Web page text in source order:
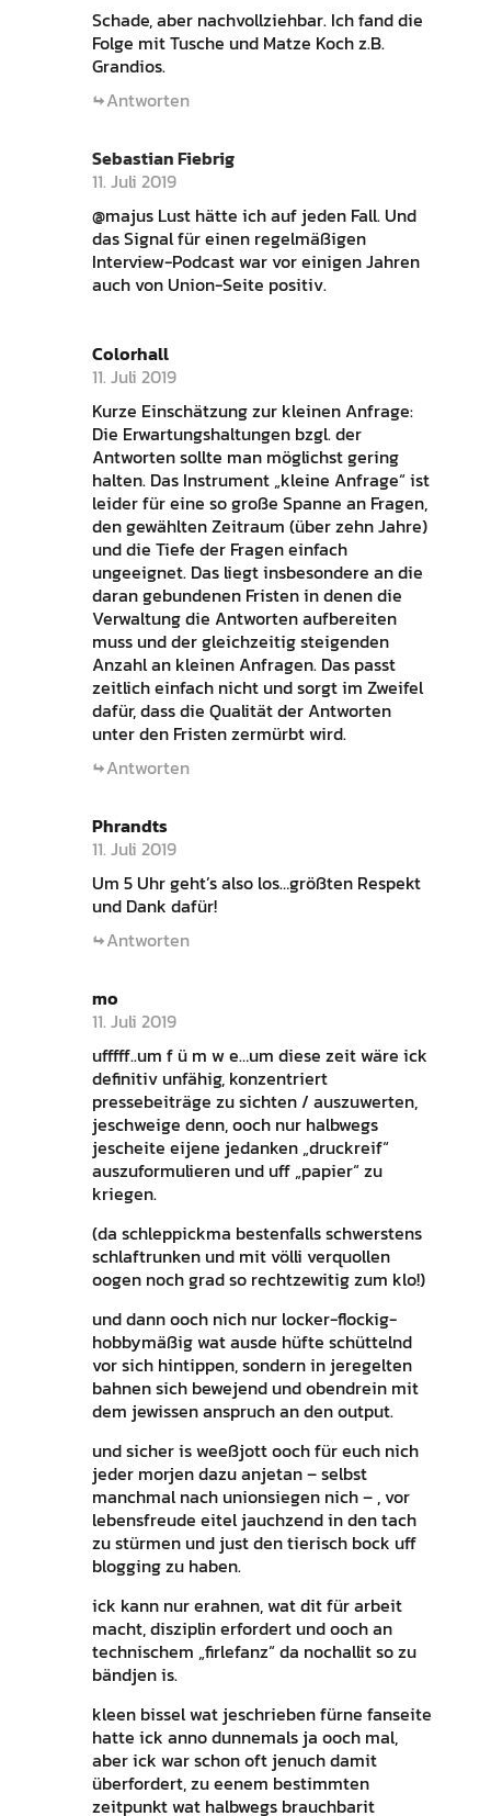
Schade, aber nachvollziehbar. Ich fand die
Folge mit Tusche und Matze Koch z.B.
Grandios.
Antworten
Sebastian Fiebrig
11. Juli 2019
@majus Lust hätte ich auf jeden Fall. Und
das Signal für einen regelmäßigen
Interview-Podcast war vor einigen Jahren
auch von Union-Seite positiv.
Colorhall
11. Juli 2019
Kurze Einschätzung zur kleinen Anfrage:
Die Erwartungshaltungen bzgl. der
Antworten sollte man möglichst gering
halten. Das Instrument „kleine Anfrage“ ist
leider für eine so große Spanne an Fragen,
den gewählten Zeitraum (über zehn Jahre)
und die Tiefe der Fragen einfach
ungeeignet. Das liegt insbesondere an die
daran gebundenen Fristen in denen die
Verwaltung die Antworten aufbereiten
muss und der gleichzeitig steigenden
Anzahl an kleinen Anfragen. Das passt
zeitlich einfach nicht und sorgt im Zweifel
dafür, dass die Qualität der Antworten
unter den Fristen zermürbt wird.
Antworten
Phrandts
11. Juli 2019
Um 5 Uhr geht’s also los…größten Respekt
und Dank dafür!
Antworten
mo
11. Juli 2019
ufffff..um f ü m w e…um diese zeit wäre ick
definitiv unfähig, konzentriert
pressebeiträge zu sichten / auszuwerten,
jeschweige denn, ooch nur halbwegs
jescheite eijene jedanken „druckreif“
auszuformulieren und uff „papier“ zu
kriegen.
(da schleppickma bestenfalls schwerstens
schlaftrunken und mit völli verquollen
oogen noch grad so rechtzewitig zum klo!)
und dann ooch nich nur locker-flockig-
hobbymäßig wat ausde hüfte schüttelnd
vor sich hintippen, sondern in jeregelten
bahnen sich bewejend und obendrein mit
dem jewissen anspruch an den output.
und sicher is weeßjott ooch für euch nich
jeder morjen dazu anjetan – selbst
manchmal nach unionsiegen nich – , vor
lebensfreude eitel jauchzend in den tach
zu stürmen und just den tierisch bock uff
blogging zu haben.
ick kann nur erahnen, wat dit für arbeit
macht, disziplin erfordert und ooch an
technischem „firlefanz“ da nochallit so zu
bändjen is.
kleen bissel wat jeschrieben fürne fanseite
hatte ick anno dunnemals ja ooch mal,
aber ick war schon oft jenuch damit
überfordert, zu eenem bestimmten
zeitpunkt wat halbwegs brauchbarit